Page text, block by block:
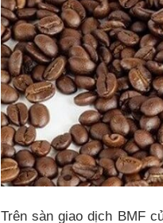
Trên sàn giao dịch BMF